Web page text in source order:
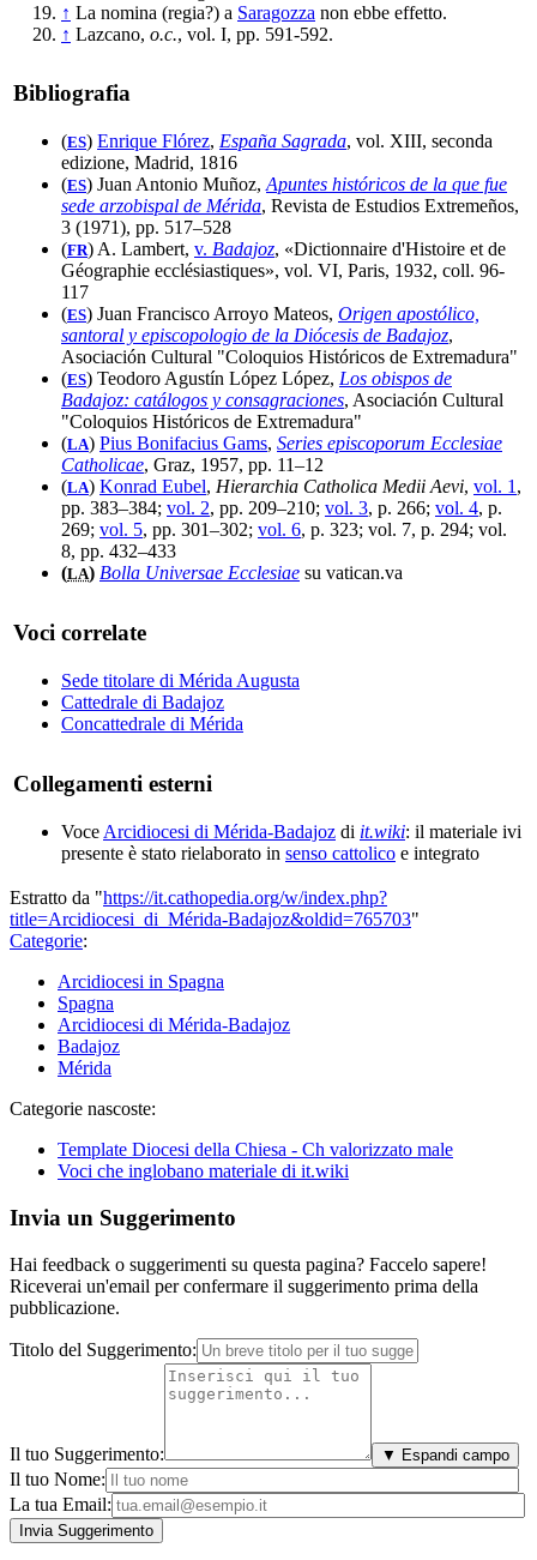
↑ La nomina (regia?) a Saragozza non ebbe effetto.
↑ Lazcano, o.c., vol. I, pp. 591-592.
Bibliografia
(ES) Enrique Flórez, España Sagrada, vol. XIII, seconda
edizione, Madrid, 1816
(ES) Juan Antonio Muñoz, Apuntes históricos de la que fue
sede arzobispal de Mérida, Revista de Estudios Extremeños,
3 (1971), pp. 517–528
(FR) A. Lambert, v. Badajoz, «Dictionnaire d'Histoire et de
Géographie ecclésiastiques», vol. VI, Paris, 1932, coll. 96-
117
(ES) Juan Francisco Arroyo Mateos, Origen apostólico,
santoral y episcopologio de la Diócesis de Badajoz,
Asociación Cultural "Coloquios Históricos de Extremadura"
(ES) Teodoro Agustín López López, Los obispos de
Badajoz: catálogos y consagraciones, Asociación Cultural
"Coloquios Históricos de Extremadura"
(LA) Pius Bonifacius Gams, Series episcoporum Ecclesiae
Catholicae, Graz, 1957, pp. 11–12
(LA) Konrad Eubel, Hierarchia Catholica Medii Aevi, vol. 1 ,
pp. 383–384; vol. 2, pp. 209–210; vol. 3, p. 266; vol. 4, p.
269; vol. 5, pp. 301–302; vol. 6, p. 323; vol. 7, p. 294; vol.
8, pp. 432–433
(LA) Bolla Universae Ecclesiae su vatican.va
Voci correlate
Sede titolare di Mérida Augusta
Cattedrale di Badajoz
Concattedrale di Mérida
Collegamenti esterni
Voce Arcidiocesi di Mérida-Badajoz di it.wiki: il materiale ivi
presente è stato rielaborato in senso cattolico e integrato
Estratto da "https://it.cathopedia.org/w/index.php?
title=Arcidiocesi_di_Mérida-Badajoz&oldid=765703"
Categorie:
Arcidiocesi in Spagna
Spagna
Arcidiocesi di Mérida-Badajoz
Badajoz
Mérida
Categorie nascoste:
Template Diocesi della Chiesa - Ch valorizzato male
Voci che inglobano materiale di it.wiki
Invia un Suggerimento
Hai feedback o suggerimenti su questa pagina? Faccelo sapere!
Riceverai un'email per confermare il suggerimento prima della
pubblicazione.
Titolo del Suggerimento:
Il tuo Suggerimento: ▼ Espandi campo
Il tuo Nome:
La tua Email: